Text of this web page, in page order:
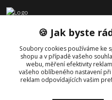
+420 606654169
(Po-Pá, 8-16 hod.)
info@iporiginal.cz
🍪 Jak byste
Soubory cookies používáme ke
shopu a v případě vašeho
webu, měření efektivity
vašeho oblíbeného nastavení
reklam odpovídajících vašim